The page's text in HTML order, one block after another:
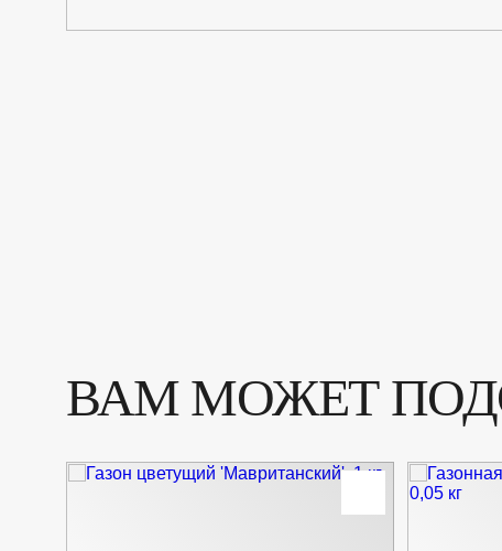
ВАМ МОЖЕТ